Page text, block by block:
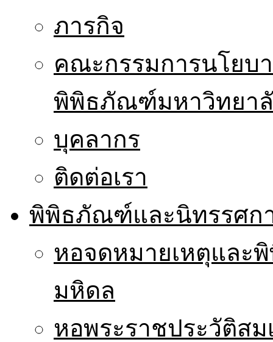
ภารกิจ
คณะกรรมการนโยบ
พิพิธภัณฑ์มหาวิทยา
บุคลากร
ติดต่อเรา
พิพิธภัณฑ์และนิทรรศก
หอจดหมายเหตุและ
มหิดล
หอพระราชประวัติส